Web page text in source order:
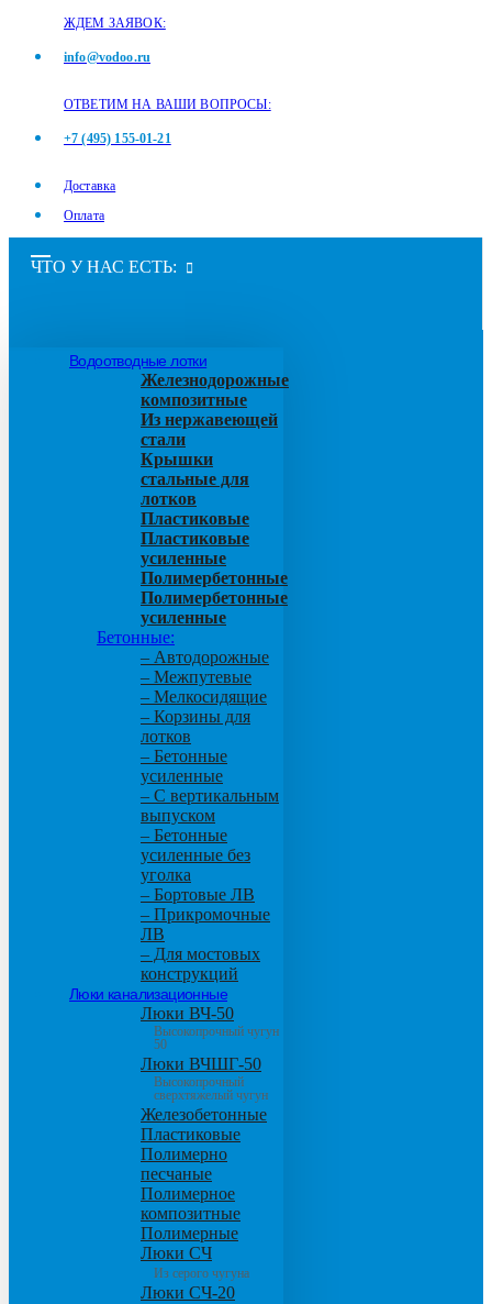
ЖДЕМ ЗАЯВОК:
info@vodoo.ru
ОТВЕТИМ НА ВАШИ ВОПРОСЫ:
+7 (495) 155-01-21
Доставка
Оплата
ЧТО У НАС ЕСТЬ:
Водоотводные лотки
Железнодорожные
композитные
Из нержавеющей
стали
Крышки
стальные для
лотков
Пластиковые
Пластиковые
усиленные
Полимербетонные
Полимербетонные
усиленные
Бетонные:
– Автодорожные
– Межпутевые
– Мелкосидящие
– Корзины для
лотков
– Бетонные
усиленные
– С вертикальным
выпуском
– Бетонные
усиленные без
уголка
– Бортовые ЛВ
– Прикромочные
ЛВ
– Для мостовых
конструкций
Люки канализационные
Люки ВЧ-50
Высокопрочный чугун
50
Люки ВЧШГ-50
Высокопрочный
сверхтяжелый чугун
Железобетонные
Пластиковые
Полимерно
песчаные
Полимерное
композитные
Полимерные
Люки СЧ
Из серого чугуна
Люки СЧ-20